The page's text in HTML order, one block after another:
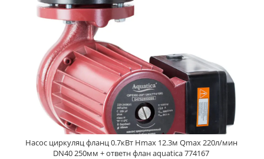
Насос циркуляц фланц 0.7кВт Hmax 12.3м Qmax 220л/мин
DN40 250мм + ответн флан aquatica 774167